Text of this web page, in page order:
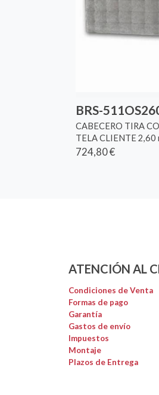
BRS-
CABECERO TIRA
TELA CLIENTE 2,60
724,80 €
ATENCIÓN AL
Condiciones de Venta
Formas de pago
Garantía
Gastos de envío
Impuestos
Montaje
Plazos de Entrega